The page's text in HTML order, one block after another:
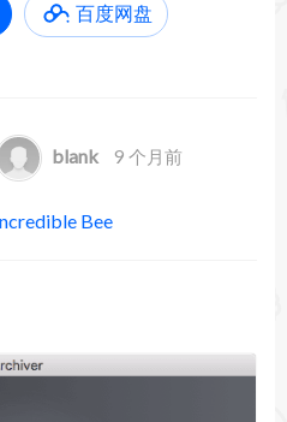
百度网盘
blank 9 个月前
Bee